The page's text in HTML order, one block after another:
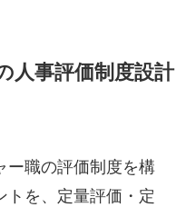
人事評価制度設計
ー職の評価制度を構
トを、定量評価・定